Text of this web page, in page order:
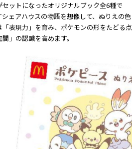
ットになったオリジナルブック全6種で
ェアハウスの物語を想像して、ぬりえの色
表現力」を育み、ポケモンの形をたどる点
」の認識を高めます。